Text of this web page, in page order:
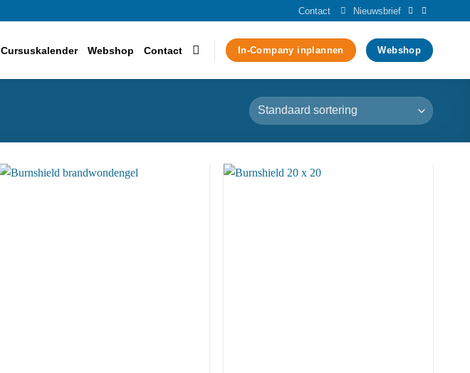
Contact Nieuwsbrief
Cursuskalender Webshop Contact In-Company inplannen Webshop